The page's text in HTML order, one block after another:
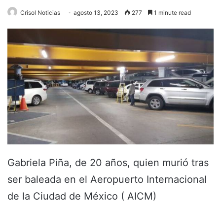
Crisol Noticias agosto 13, 2023 277 1 minute read
Gabriela Piña, de 20 años, quien murió tras
ser baleada en el Aeropuerto Internacional
de la Ciudad de México ( AICM)